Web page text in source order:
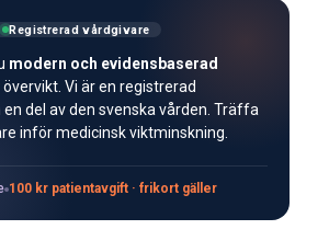
Registrerad vårdgivare
modern och evidensbaserad
övervikt. Vi är en registrerad
del av den svenska vården. Träffa
inför medicinsk viktminskning.
100 kr patientavgift · frikort gäller